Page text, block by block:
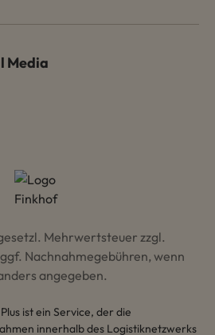
Media
Mehrwertsteuer zzgl.
Nachnahmegebühren, wenn
angegeben.
ist ein Service, der die
innerhalb des Logistiknetzwerks